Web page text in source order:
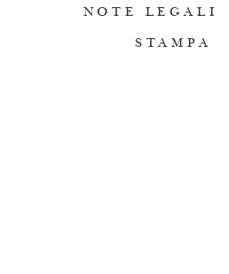
NOTE LEGALI
STAMPA